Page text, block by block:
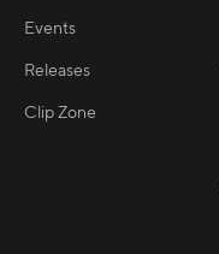
Events
Releases
Clip Zone